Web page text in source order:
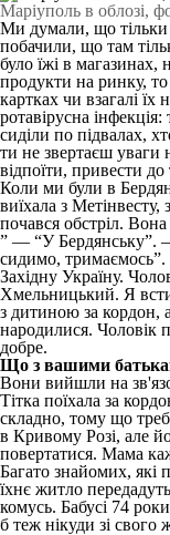
Маріуполь в облозі,
Ми думали, що тільки
побачили, що там
було їжі в магазинах,
продукти на ринку, то
картках чи взагалі їх
ротавірусна
сиділи по підвалах,
ти не звертаєш уваги
відпоїти, привести
Коли ми були в
виїхала з Метінвесту,
почався обстріл.
” — “У Бердянську”.
сидимо, тримаємось”.
Західну Україну.
Хмельницький. Я
з дитиною за кордон,
народилися. Чоловік
добре.
Що з вашими
Вони вийшли на
Тітка поїхала за
складно, тому що
в Кривому Розі, але
повертатися. Мама
Багато знайомих, які
їхнє житло
комусь. Бабусі 74
б теж нікуди зі свого